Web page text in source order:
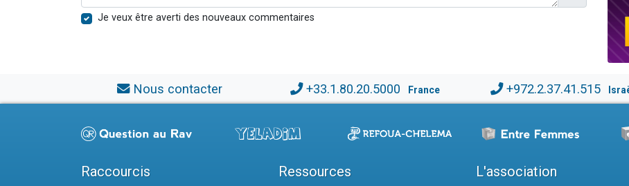
Je veux être averti des nouveaux commentaires
Nous contacter +33.1.80.20.5000 France +972.2.37.41.515
Raccourcis Ressources L'association